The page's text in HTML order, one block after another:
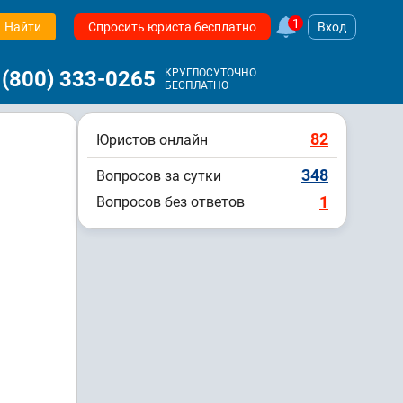
Найти Спросить юриста бесплатно 1 Вход
333-0265
КРУГЛОСУТОЧНО
БЕСПЛАТНО
Юристов онлайн 82
Вопросов за сутки 348
Вопросов без ответов 1